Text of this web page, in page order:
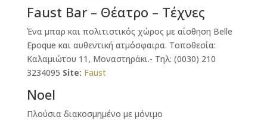
Faust Bar – Θέατρο – Τέχνες
Ένα μπαρ και πολιτιστικός χώρος με αίσθηση Belle
Epoque και αυθεντική ατμόσφαιρα. Τοποθεσία:
Καλαμιώτου 11, Μοναστηράκι.- Τηλ: (0030) 210
3234095 Site: Faust
Noel
Πλούσια διακοσμημένο με μόνιμο